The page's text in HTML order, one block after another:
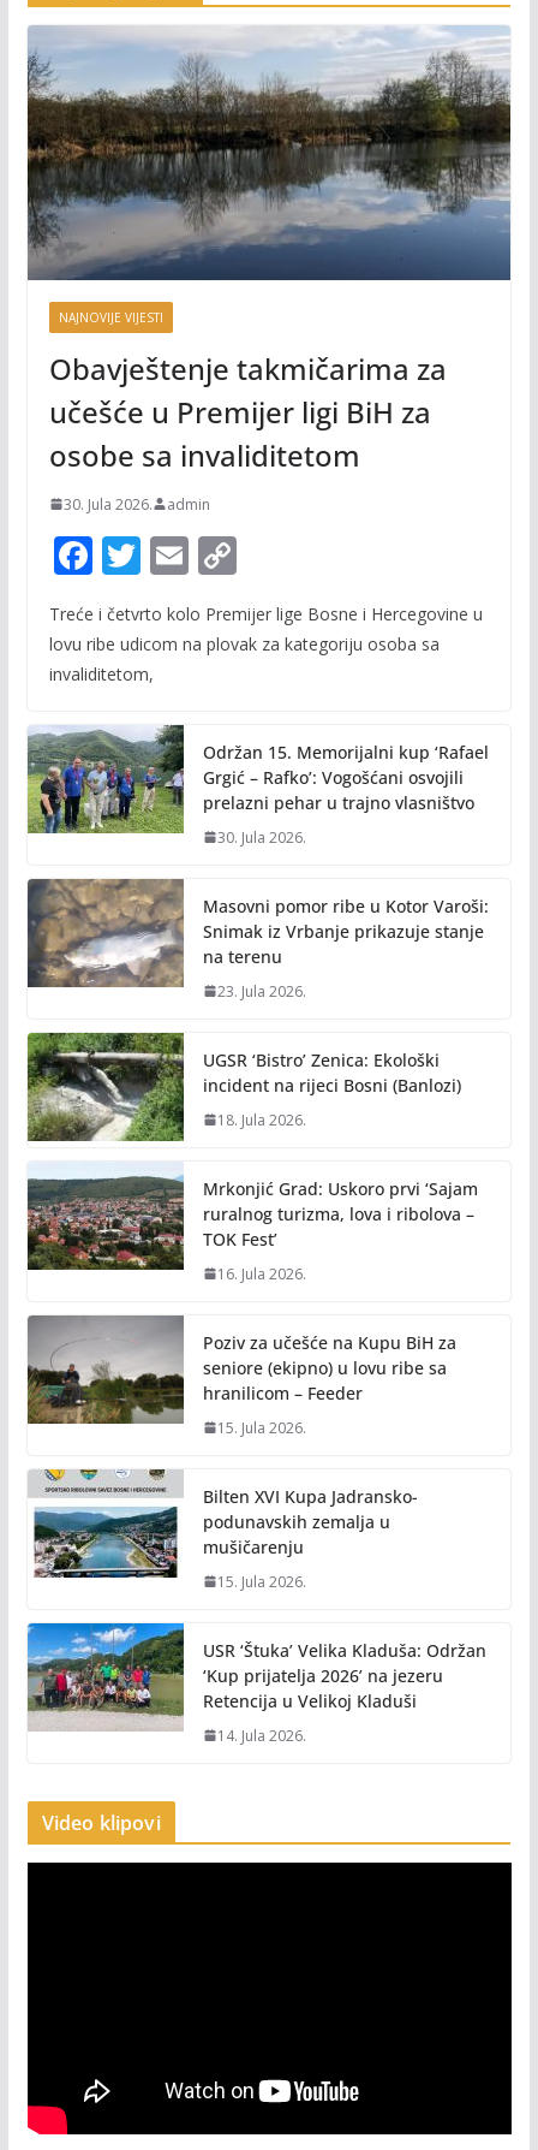
NAJNOVIJE VIJESTI
Obavještenje takmičarima za
učešće u Premijer ligi BiH za
osobe sa invaliditetom
30. Jula 2026. admin
F
e
b
o
k
T
itt
er
E
ai
C
p
n
k
Treće i četvrto kolo Premijer lige Bosne i Hercegovine u
lovu ribe udicom na plovak za kategoriju osoba sa
invaliditetom,
Održan 15. Memorijalni kup ‘Rafael
Grgić – Rafko’: Vogošćani osvojili
prelazni pehar u trajno vlasništvo
30. Jula 2026.
Masovni pomor ribe u Kotor Varoši:
Snimak iz Vrbanje prikazuje stanje
na terenu
23. Jula 2026.
UGSR ‘Bistro’ Zenica: Ekološki
incident na rijeci Bosni (Banlozi)
18. Jula 2026.
Mrkonjić Grad: Uskoro prvi ‘Sajam
ruralnog turizma, lova i ribolova –
TOK Fest’
16. Jula 2026.
Poziv za učešće na Kupu BiH za
seniore (ekipno) u lovu ribe sa
hranilicom – Feeder
15. Jula 2026.
Bilten XVI Kupa Jadransko-
podunavskih zemalja u
mušičarenju
15. Jula 2026.
USR ‘Štuka’ Velika Kladuša: Održan
‘Kup prijatelja 2026’ na jezeru
Retencija u Velikoj Kladuši
14. Jula 2026.
Video klipovi